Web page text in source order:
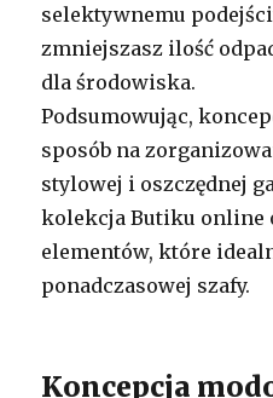
selektywnemu
zmniejszasz ilość
dla środowiska.
Podsumowując,
sposób na
stylowej i oszczędnej
kolekcja Butiku online
elementów, które
ponadczasowej szafy.
Koncepcja